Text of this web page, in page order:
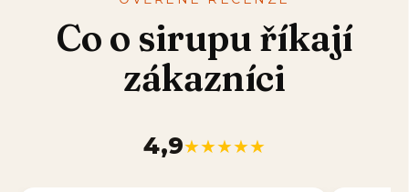
Co o sirupu říkají
zákazníci
4,9★★★★★